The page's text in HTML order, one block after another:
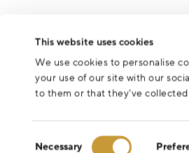
This website uses cookies
We use cookies to personalise
your use of our site with our
to them or that they’ve
Necessary